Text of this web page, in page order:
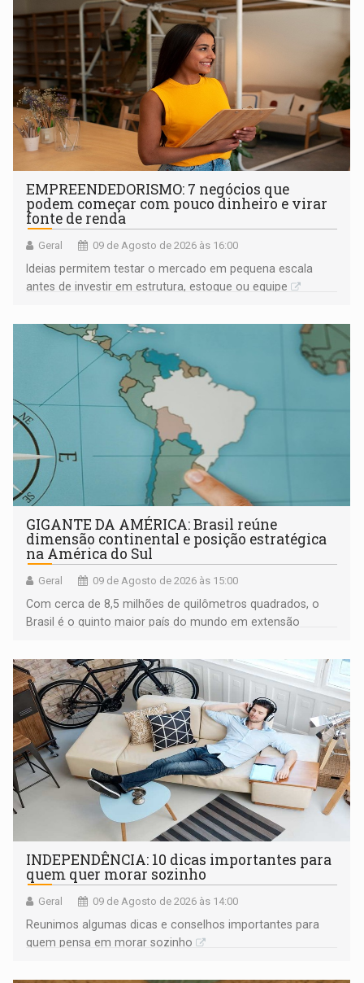
EMPREENDEDORISMO: 7 negócios que
podem começar com pouco dinheiro e virar
fonte de renda
Geral 09 de Agosto de 2026 às 16:00
Ideias permitem testar o mercado em pequena escala
antes de investir em estrutura, estoque ou equipe
GIGANTE DA AMÉRICA: Brasil reúne
dimensão continental e posição estratégica
na América do Sul
Geral 09 de Agosto de 2026 às 15:00
Com cerca de 8,5 milhões de quilômetros quadrados, o
Brasil é o quinto maior país do mundo em extensão
INDEPENDÊNCIA: 10 dicas importantes para
quem quer morar sozinho
Geral 09 de Agosto de 2026 às 14:00
Reunimos algumas dicas e conselhos importantes para
quem pensa em morar sozinho